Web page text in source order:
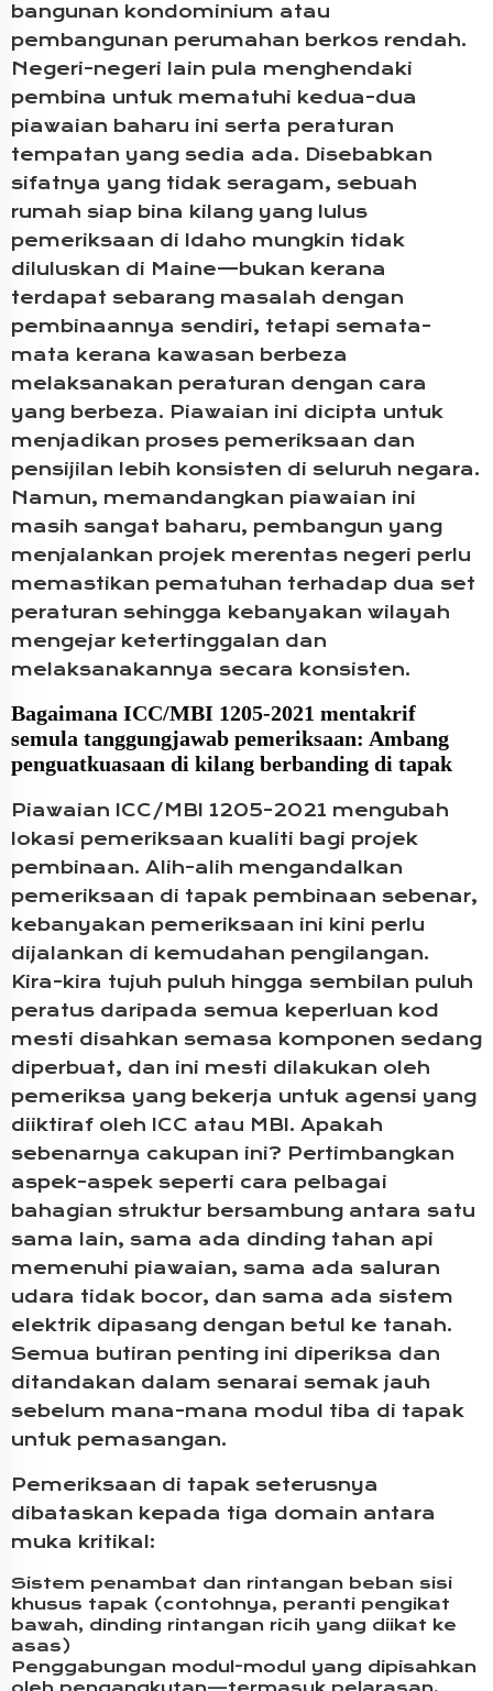
bangunan kondominium atau
pembangunan perumahan berkos rendah.
Negeri-negeri lain pula menghendaki
pembina untuk mematuhi kedua-dua
piawaian baharu ini serta peraturan
tempatan yang sedia ada. Disebabkan
sifatnya yang tidak seragam, sebuah
rumah siap bina kilang yang lulus
pemeriksaan di Idaho mungkin tidak
diluluskan di Maine—bukan kerana
terdapat sebarang masalah dengan
pembinaannya sendiri, tetapi semata-
mata kerana kawasan berbeza
melaksanakan peraturan dengan cara
yang berbeza. Piawaian ini dicipta untuk
menjadikan proses pemeriksaan dan
pensijilan lebih konsisten di seluruh negara.
Namun, memandangkan piawaian ini
masih sangat baharu, pembangun yang
menjalankan projek merentas negeri perlu
memastikan pematuhan terhadap dua set
peraturan sehingga kebanyakan wilayah
mengejar ketertinggalan dan
melaksanakannya secara konsisten.
Bagaimana ICC/MBI 1205-2021 mentakrif
semula tanggungjawab pemeriksaan: Ambang
penguatkuasaan di kilang berbanding di tapak
Piawaian ICC/MBI 1205-2021 mengubah
lokasi pemeriksaan kualiti bagi projek
pembinaan. Alih-alih mengandalkan
pemeriksaan di tapak pembinaan sebenar,
kebanyakan pemeriksaan ini kini perlu
dijalankan di kemudahan pengilangan.
Kira-kira tujuh puluh hingga sembilan puluh
peratus daripada semua keperluan kod
mesti disahkan semasa komponen sedang
diperbuat, dan ini mesti dilakukan oleh
pemeriksa yang bekerja untuk agensi yang
diiktiraf oleh ICC atau MBI. Apakah
sebenarnya cakupan ini? Pertimbangkan
aspek-aspek seperti cara pelbagai
bahagian struktur bersambung antara satu
sama lain, sama ada dinding tahan api
memenuhi piawaian, sama ada saluran
udara tidak bocor, dan sama ada sistem
elektrik dipasang dengan betul ke tanah.
Semua butiran penting ini diperiksa dan
ditandakan dalam senarai semak jauh
sebelum mana-mana modul tiba di tapak
untuk pemasangan.
Pemeriksaan di tapak seterusnya
dibataskan kepada tiga domain antara
muka kritikal:
Sistem penambat dan rintangan beban sisi
khusus tapak (contohnya, peranti pengikat
bawah, dinding rintangan ricih yang diikat ke
asas)
Penggabungan modul-modul yang dipisahkan